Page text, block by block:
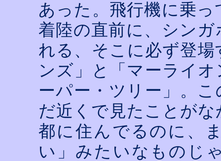
あった。飛行機に乗
着陸の直前に、シン
れる、そこに必ず登
ンズ」と「マーライ
ーパー・ツリー」。
だ近くで見たことが
都に住んでるのに、
い」みたいなものじ